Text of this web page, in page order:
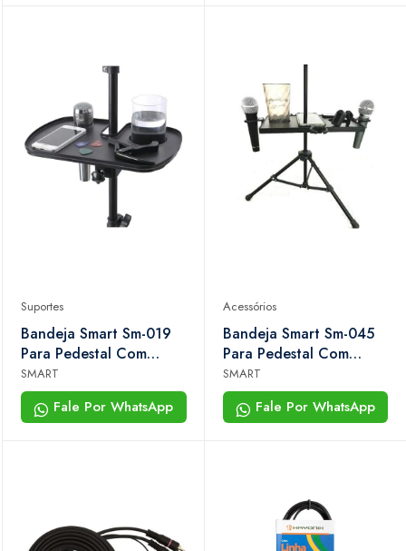
Suportes
Bandeja Smart Sm-019
Para Pedestal Com
Clamp Para Palco,
Estúdio e Igreja
SMART
Fale Por WhatsApp
Acessórios
Bandeja Smart Sm-045
Para Pedestal Com
Suporte Para 3
Microfones e 2 Copos
SMART
Fale Por WhatsApp